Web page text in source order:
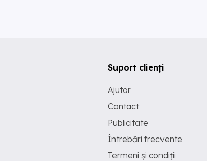
Suport clienți
Ajutor
Contact
Publicitate
Întrebări frecvente
Termeni și condiții